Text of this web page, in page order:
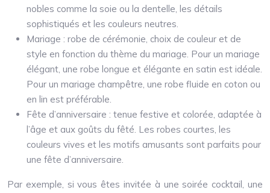
nobles comme la soie ou la dentelle, les détails
sophistiqués et les couleurs neutres.
Mariage : robe de cérémonie, choix de couleur et de
style en fonction du thème du mariage. Pour un mariage
élégant, une robe longue et élégante en satin est idéale.
Pour un mariage champêtre, une robe fluide en coton ou
en lin est préférable.
Fête d’anniversaire : tenue festive et colorée, adaptée à
l’âge et aux goûts du fêté. Les robes courtes, les
couleurs vives et les motifs amusants sont parfaits pour
une fête d’anniversaire.
Par exemple, si vous êtes invitée à une soirée cocktail, une